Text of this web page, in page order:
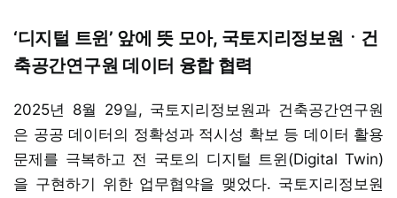
‘디지털 트윈’ 앞에 뜻 모아, 국토지리정보원ㆍ건
축공간연구원 데이터 융합 협력
2025년 8월 29일, 국토지리정보원과 건축공간연구원
은 공공 데이터의 정확성과 적시성 확보 등 데이터 활용
문제를 극복하고 전 국토의 디지털 트윈(Digital Twin)
을 구현하기 위한 업무협약을 맺었다. 국토지리정보원